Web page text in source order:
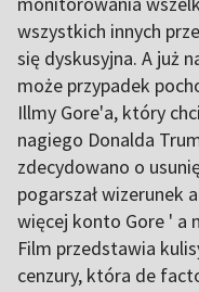
wszystkich innych
się dyskusyjna. A już
może przypadek
Illmy Gore'a, który
nagiego Donalda
zdecydowano o
pogarszał wizerunek
więcej konto Gore ' a
Film przedstawia
cenzury, która de